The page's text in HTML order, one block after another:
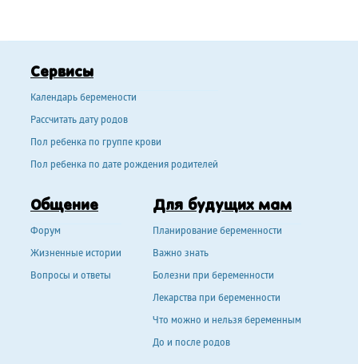
Сервисы
Календарь беремености
Рассчитать дату родов
Пол ребенка по группе крови
Пол ребенка по дате рождения родителей
Общение
Форум
Жизненные истории
Вопросы и ответы
Для будущих мам
Планирование беременности
Важно знать
Болезни при беременности
Лекарства при беременности
Что можно и нельзя беременным
До и после родов